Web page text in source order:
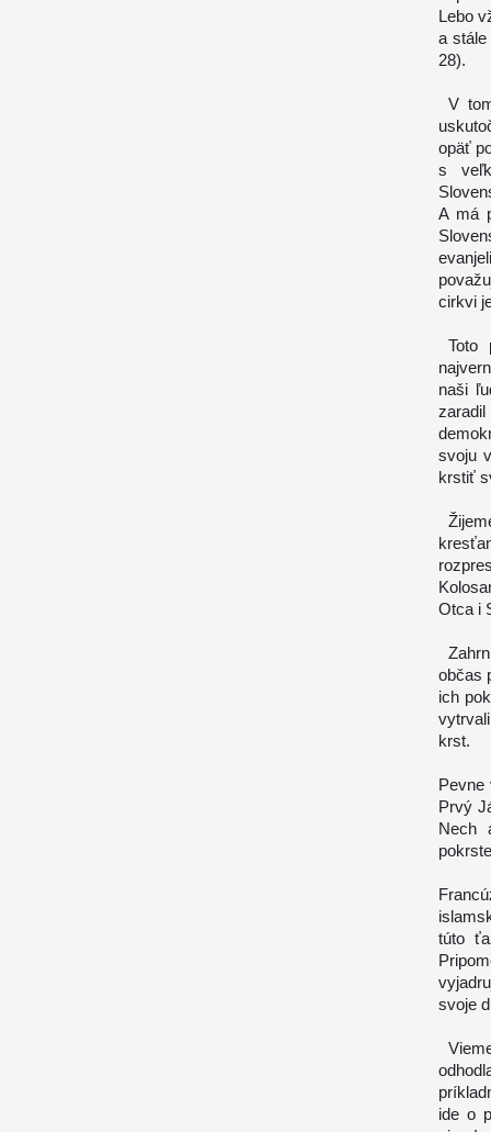
Lebo
a
28).
V
opäť
s
A má
cirkvi
Toto
naši
svoju
krstiť
Otca i
občas
ich
krst.
Pevne
Prvý
Nech
túto
svoje
ide o